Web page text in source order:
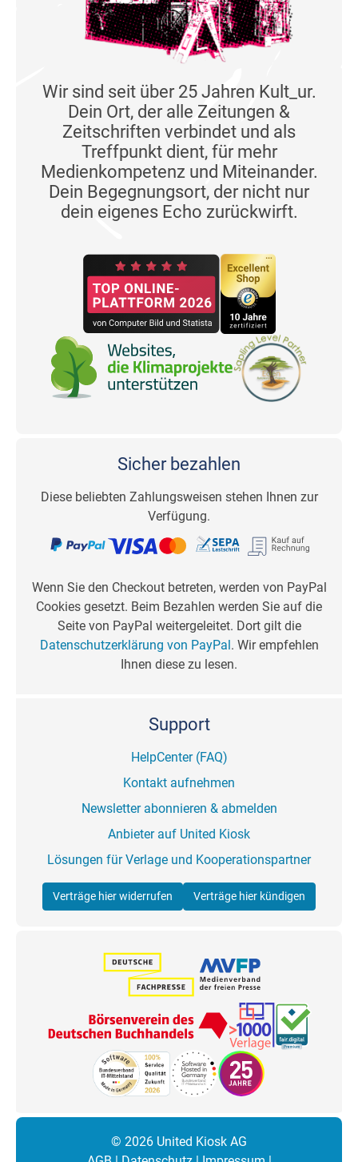
Wir sind seit über 25 Jahren Kult_ur.
Dein Ort, der alle Zeitungen &
Zeitschriften verbindet und als
Treffpunkt dient, für mehr
Medienkompetenz und Miteinander.
Dein Begegnungsort, der nicht nur
dein eigenes Echo zurückwirft.
Sicher bezahlen
Diese beliebten Zahlungsweisen stehen Ihnen zur
Verfügung.
Wenn Sie den Checkout betreten, werden von PayPal
Cookies gesetzt. Beim Bezahlen werden Sie auf die
Seite von PayPal weitergeleitet. Dort gilt die
Datenschutzerklärung von PayPal. Wir empfehlen
Ihnen diese zu lesen.
Support
HelpCenter (FAQ)
Kontakt aufnehmen
Newsletter abonnieren & abmelden
Anbieter auf United Kiosk
Lösungen für Verlage und Kooperationspartner
Verträge hier widerrufen Verträge hier kündigen
© 2026 United Kiosk AG